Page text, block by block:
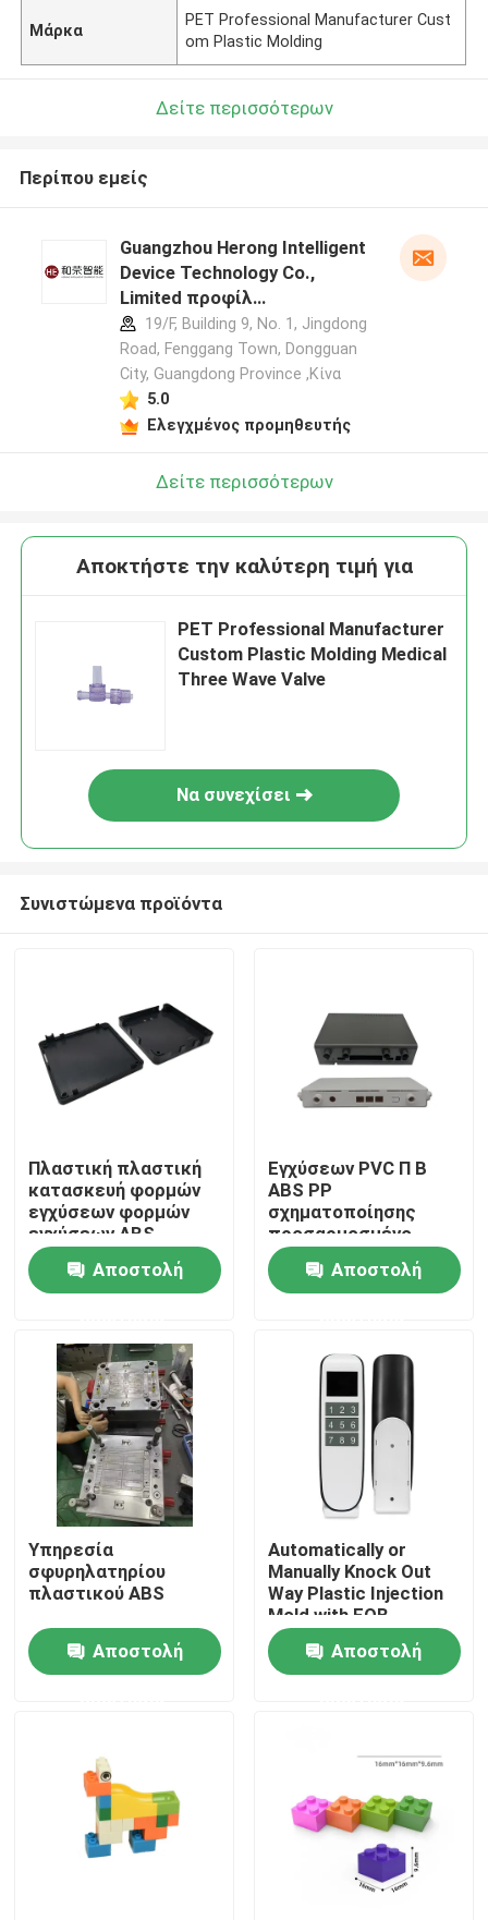
Σπίτι
Προϊόντα
Σχετικά με εμάς
Επισκέψεις στο εργοστάσιο
Έλεγχος ποιότητας
Επικοινωνήστε μαζί μας
Υποθέσεις
Αυτόματη φόρμα εγχύσεων
Μάρκα
PET Professional Manufacturer Cust
om Plastic Molding
Δείτε περισσότερων
Περίπου εμείς
Guangzhou Herong Intelligent
Device Technology Co.,
Limited προφίλ
κατασκευαστή
19/F, Building 9, No. 1, Jingdong
Road, Fenggang Town, Dongguan
City, Guangdong Province ,Κίνα
5.0
Ελεγχμένος προμηθευτής
Δείτε περισσότερων
Αποκτήστε την καλύτερη τιμή για
PET Professional Manufacturer
Custom Plastic Molding Medical
Three Wave Valve
Να συνεχίσει
Συνιστώμενα προϊόντα
Πλαστική πλαστική
κατασκευή φορμών
εγχύσεων φορμών
εγχύσεων ABS
εγχύσεων φορμών
προϊόντων διπλός-
χρώματος ακρίβειας
Αποστολή
Εγχύσεων PVC Π Β
ABS PP
σχηματοποίησης
προσαρμοσμένο
πλαστικά
εξαρτήματα
κοχυλιών POM
Αποστολή
Υπηρεσία
σφυρηλατηρίου
πλαστικού ABS
Αποστολή
Automatically or
Manually Knock Out
Way Plastic Injection
Mold with FOB
Incoterm and
DME/Hasco Standard
Αποστολή